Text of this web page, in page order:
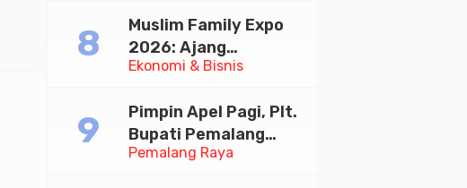
Taekwondo Indonesia
Open 2026
Ekonomi & Bisnis
Muslim Family Expo
2026: Ajang
Silaturahim dan
Halal di Jakarta
Pemalang Raya
Pimpin Apel Pagi, Plt.
Bupati Pemalang
Tekankan Disiplin dan